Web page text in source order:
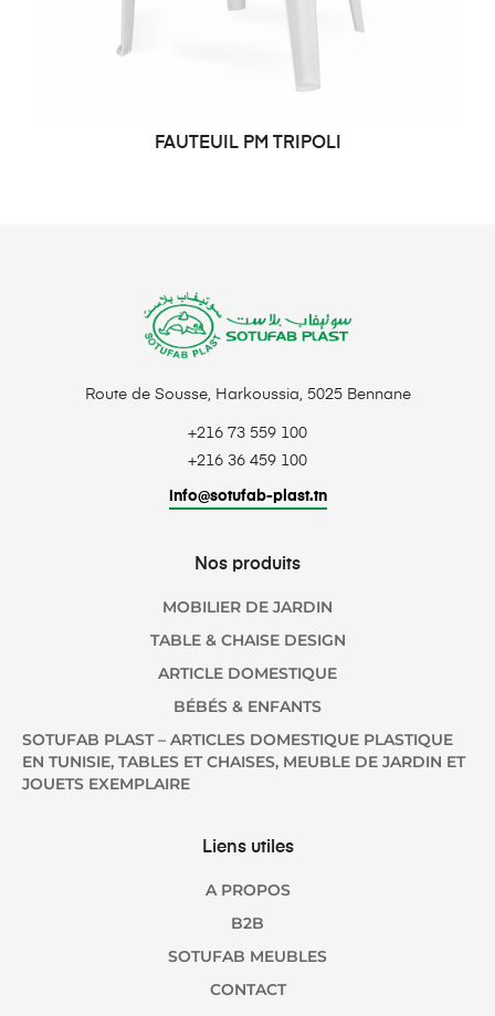
FAUTEUIL PM TRIPOLI
Route de Sousse, Harkoussia, 5025 Bennane
+216 73 559 100
+216 36 459 100
info@sotufab-plast.tn
Nos produits
MOBILIER DE JARDIN
TABLE & CHAISE DESIGN
ARTICLE DOMESTIQUE
BÉBÉS & ENFANTS
SOTUFAB PLAST – ARTICLES DOMESTIQUE PLASTIQUE
EN TUNISIE, TABLES ET CHAISES, MEUBLE DE JARDIN ET
JOUETS EXEMPLAIRE
Liens utiles
A PROPOS
B2B
SOTUFAB MEUBLES
CONTACT